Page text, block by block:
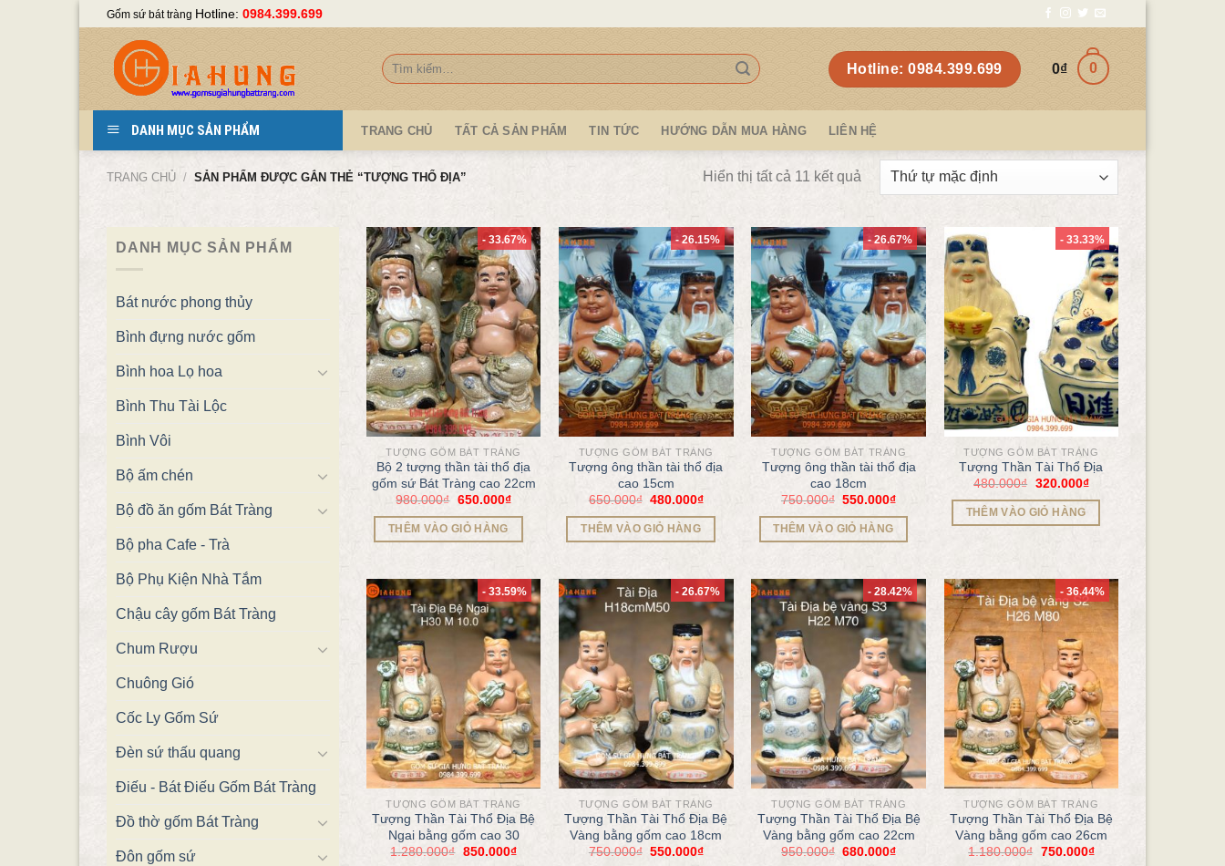
Skip
content
Gốm sứ bát tràng Hotline: 0984.399.699
Tìm
kiếm:
Hotline: 0984.399.699 0₫ 0
DANH MỤC SẢN PHẨM TRANG CHỦ TẤT CẢ SẢN PHẨM TIN TỨC HƯỚNG DẪN MUA HÀNG LIÊN HỆ
TRANG CHỦ / SẢN PHẨM ĐƯỢC GẮN THẺ “TƯỢNG THỔ ĐỊA” Hiển thị tất cả 11 kết quả
DANH MỤC SẢN PHẨM
Bát nước phong thủy
Bình đựng nước gốm
Bình hoa Lọ hoa
Bình Thu Tài Lộc
Bình Vôi
Bộ ấm chén
Bộ đồ ăn gốm Bát Tràng
Bộ pha Cafe - Trà
Bộ Phụ Kiện Nhà Tắm
Chậu cây gốm Bát Tràng
Chum Rượu
Chuông Gió
Cốc Ly Gốm Sứ
Đèn sứ thấu quang
Điếu - Bát Điếu Gốm Bát Tràng
Đồ thờ gốm Bát Tràng
Đôn gốm sứ
- 33.67%
TƯỢNG GỐM BÁT TRÀNG
Bộ 2 tượng thần tài thổ địa
gốm sứ Bát Tràng cao 22cm
980.000₫ 650.000₫
THÊM VÀO GIỎ HÀNG
- 26.15%
TƯỢNG GỐM BÁT TRÀNG
Tượng ông thần tài thổ địa
cao 15cm
650.000₫ 480.000₫
THÊM VÀO GIỎ HÀNG
- 26.67%
TƯỢNG GỐM BÁT TRÀNG
Tượng ông thần tài thổ địa
cao 18cm
750.000₫ 550.000₫
THÊM VÀO GIỎ HÀNG
- 33.33%
TƯỢNG GỐM BÁT TRÀNG
Tượng Thần Tài Thổ Địa
480.000₫ 320.000₫
THÊM VÀO GIỎ HÀNG
- 33.59%
TƯỢNG GỐM BÁT TRÀNG
Tượng Thần Tài Thổ Địa Bệ
Ngai bằng gốm cao 30
1.280.000₫ 850.000₫
- 26.67%
TƯỢNG GỐM BÁT TRÀNG
Tượng Thần Tài Thổ Địa Bệ
Vàng bằng gốm cao 18cm
750.000₫ 550.000₫
- 28.42%
TƯỢNG GỐM BÁT TRÀNG
Tượng Thần Tài Thổ Địa Bệ
Vàng bằng gốm cao 22cm
950.000₫ 680.000₫
- 36.44%
TƯỢNG GỐM BÁT TRÀNG
Tượng Thần Tài Thổ Địa Bệ
Vàng bằng gốm cao 26cm
1.180.000₫ 750.000₫